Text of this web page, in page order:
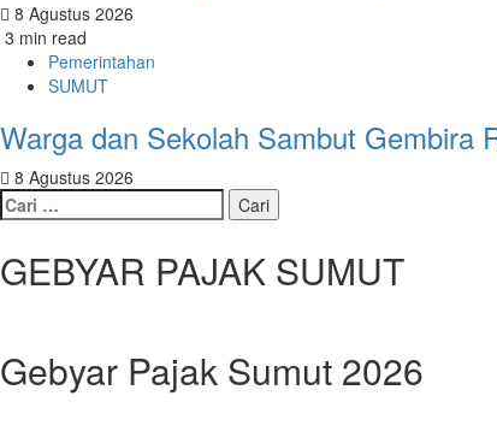
8 Agustus 2026
3 min read
Pemerintahan
SUMUT
Warga dan Sekolah Sambut Gembira
8 Agustus 2026
Cari
untuk:
GEBYAR PAJAK SUMUT
Gebyar Pajak Sumut 2026